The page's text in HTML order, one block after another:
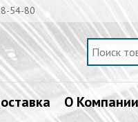
54-80
О Компании